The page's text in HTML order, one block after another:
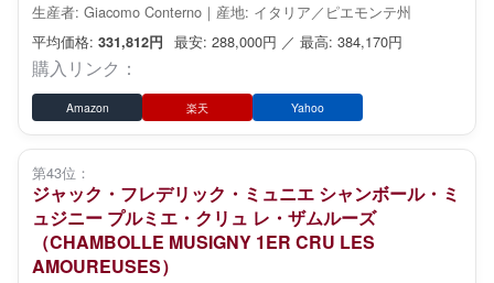
生産者: Giacomo Conterno｜産地: イタリア／ピエモンテ州
平均価格: 331,812円 最安: 288,000円 ／ 最高: 384,170円
購入リンク：
Amazon 楽天 Yahoo
第43位：
ジャック・フレデリック・ミュニエ シャンボール・ミ
ュジニー プルミエ・クリュ レ・ザムルーズ
（CHAMBOLLE MUSIGNY 1ER CRU LES
AMOUREUSES）